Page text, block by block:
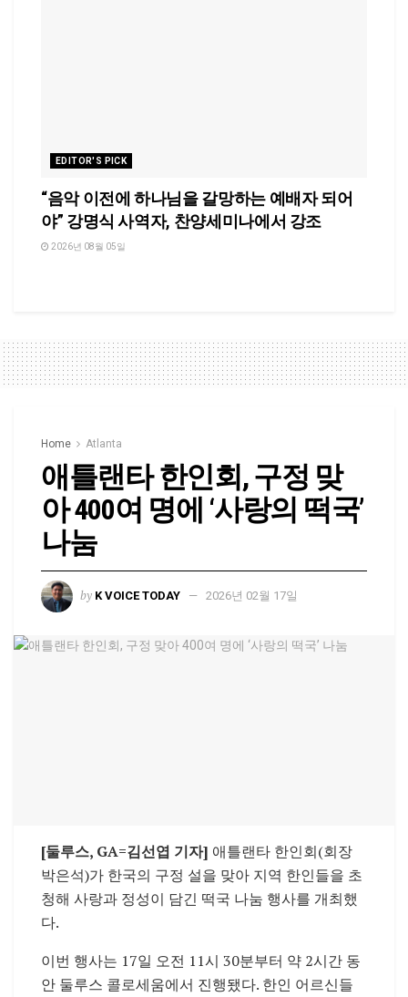
EDITOR'S PICK
“음악 이전에 하나님을 갈망하는 예배자 되어
야” 강명식 사역자, 찬양세미나에서 강조
2026년 08월 05일
Home Atlanta
애틀랜타 한인회, 구정 맞
아 400여 명에 ‘사랑의 떡국’
나눔
by K VOICE TODAY 2026년 02월 17일
[둘루스, GA=김선엽 기자] 애틀랜타 한인회(회장
박은석)가 한국의 구정 설을 맞아 지역 한인들을 초
청해 사랑과 정성이 담긴 떡국 나눔 행사를 개최했
다.
이번 행사는 17일 오전 11시 30분부터 약 2시간 동
안 둘루스 콜로세움에서 진행됐다. 한인 어르신들